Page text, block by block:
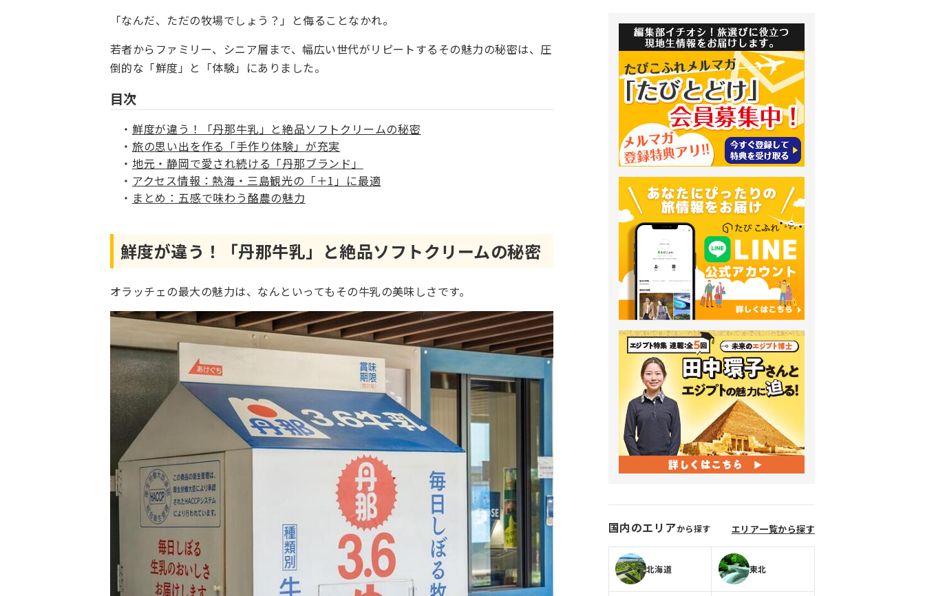
「なんだ、ただの牧場でしょう？」と侮ることなかれ。
若者からファミリー、シニア層まで、幅広い世代がリピートするその魅力の秘密は、圧
倒的な「鮮度」と「体験」にありました。
目次
鮮度が違う！「丹那牛乳」と絶品ソフトクリームの秘密
旅の思い出を作る「手作り体験」が充実
地元・静岡で愛され続ける「丹那ブランド」
アクセス情報：熱海・三島観光の「＋1」に最適
まとめ：五感で味わう酪農の魅力
鮮度が違う！「丹那牛乳」と絶品ソフトクリームの秘密
オラッチェの最大の魅力は、なんといってもその牛乳の美味しさです。
国内のエリアから探す エリア一覧から探す
北海道 東北